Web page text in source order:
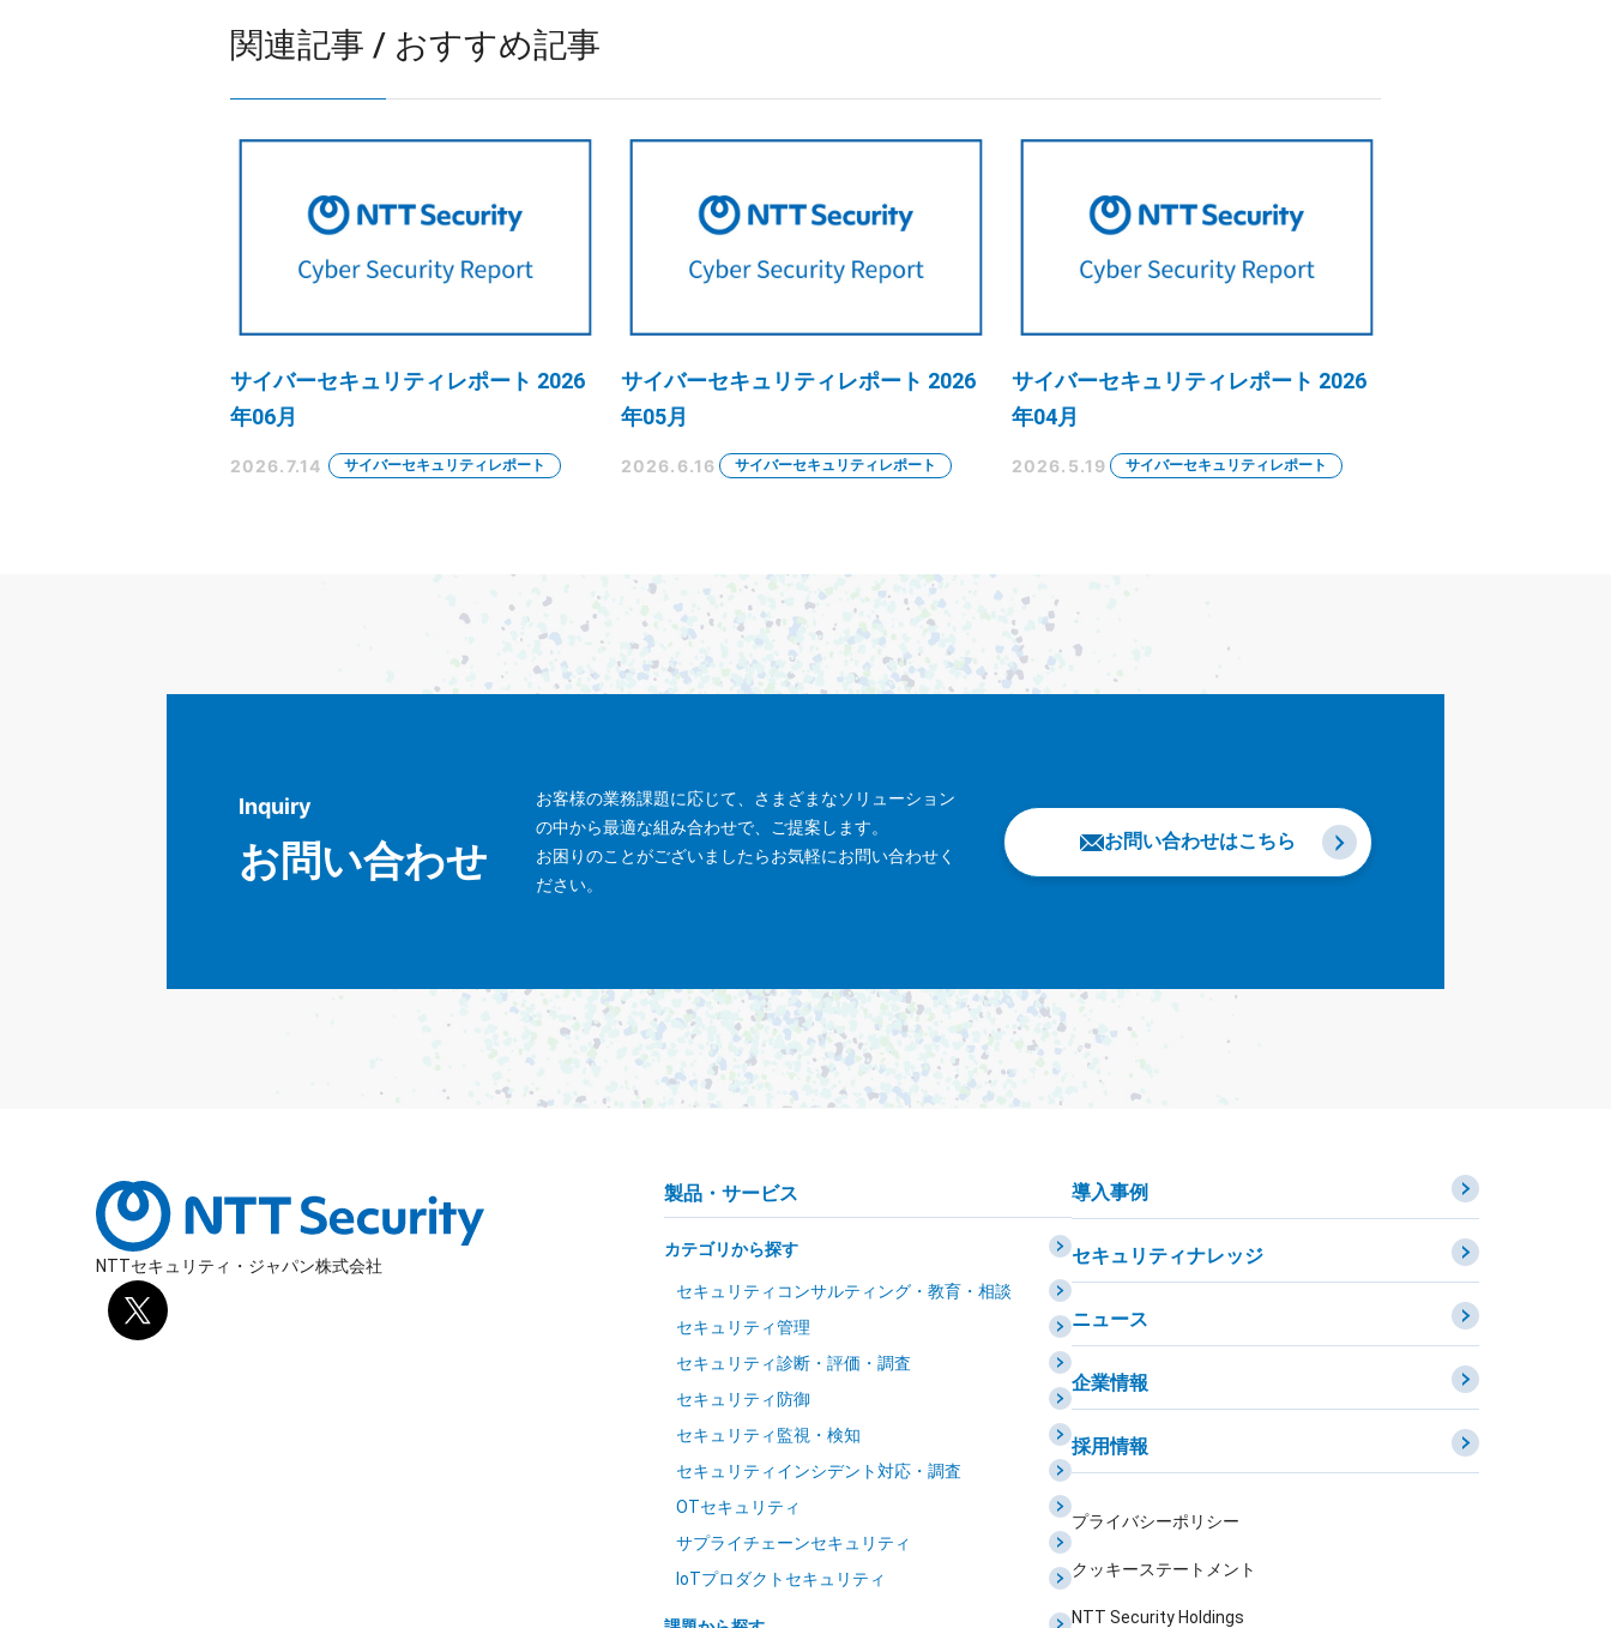
関連記事 / おすすめ記事
サイバーセキュリティレポート 2026
年06月
2026.7.14 サイバーセキュリティレポート
サイバーセキュリティレポート 2026
年05月
2026.6.16 サイバーセキュリティレポート
サイバーセキュリティレポート 2026
年04月
2026.5.19 サイバーセキュリティレポート
Inquiry
お問い合わせ
お客様の業務課題に応じて、さまざまなソリューション
の中から最適な組み合わせで、ご提案します。
お困りのことがございましたらお気軽にお問い合わせく
ださい。
お問い合わせはこちら
製品・サービス
カテゴリから探す
セキュリティコンサルティング・教育・相談
セキュリティ管理
セキュリティ診断・評価・調査
セキュリティ防御
セキュリティ監視・検知
セキュリティインシデント対応・調査
OTセキュリティ
サプライチェーンセキュリティ
IoTプロダクトセキュリティ
導入事例
セキュリティナレッジ
ニュース
企業情報
採用情報
プライバシーポリシー
クッキーステートメント
NTT Security Holdings
NTTセキュリティ・ジャパン株式会社